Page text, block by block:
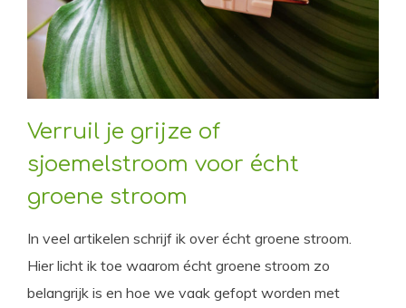
Verruil je grijze of
sjoemelstroom voor écht
groene stroom
In veel artikelen schrijf ik over écht groene stroom.
Hier licht ik toe waarom écht groene stroom zo
belangrijk is en hoe we vaak gefopt worden met